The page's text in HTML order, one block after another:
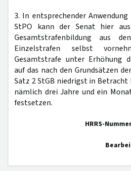
3. In entsprechender
StPO kann der Senat hier
Gesamtstrafenbildung aus
Einzelstrafen selbst
Gesamtstrafe unter Erhöhung
auf das nach den Grundsätzen
Satz 2 StGB niedrigst in Betracht
nämlich drei Jahre und ein
festsetzen.
HRRS-